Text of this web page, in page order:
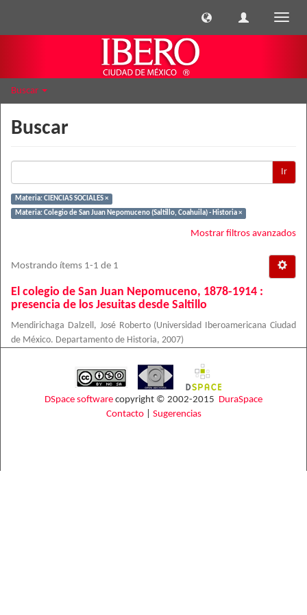
Buscar
Buscar
Ir
Materia: CIENCIAS SOCIALES ×
Materia: Colegio de San Juan Nepomuceno (Saltillo, Coahuila) - Historia ×
Mostrar filtros avanzados
Mostrando ítems 1-1 de 1
El colegio de San Juan Nepomuceno, 1878-1914 :
presencia de los Jesuitas desde Saltillo
Mendirichaga Dalzell, José Roberto (Universidad Iberoamericana Ciudad
de México. Departamento de Historia, 2007)
DSpace software copyright © 2002-2015 DuraSpace
Contacto| Sugerencias